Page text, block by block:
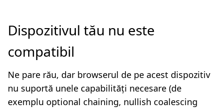
Dispozitivul tău nu este
compatibil
Ne pare rău, dar browserul de pe acest dispozitiv
nu suportă unele capabilități necesare (de
exemplu optional chaining, nullish coalescing